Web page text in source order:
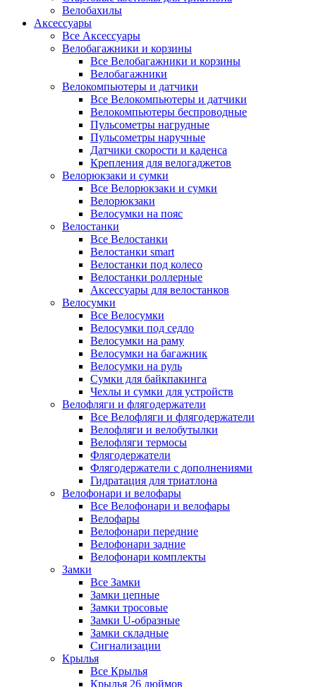
Велобахилы
Аксессуары
Все Аксессуары
Велобагажники и корзины
Все Велобагажники и корзины
Велобагажники
Велокомпьютеры и датчики
Все Велокомпьютеры и датчики
Велокомпьютеры беспроводные
Пульсометры нагрудные
Пульсометры наручные
Датчики скорости и каденса
Крепления для велогаджетов
Велорюкзаки и сумки
Все Велорюкзаки и сумки
Велорюкзаки
Велосумки на пояс
Велостанки
Все Велостанки
Велостанки smart
Велостанки под колесо
Велостанки роллерные
Аксессуары для велостанков
Велосумки
Все Велосумки
Велосумки под седло
Велосумки на раму
Велосумки на багажник
Велосумки на руль
Сумки для байкпакинга
Чехлы и сумки для устройств
Велофляги и флягодержатели
Все Велофляги и флягодержатели
Велофляги и велобутылки
Велофляги термосы
Флягодержатели
Флягодержатели с дополнениями
Гидратация для триатлона
Велофонари и велофары
Все Велофонари и велофары
Велофары
Велофонари передние
Велофонари задние
Велофонари комплекты
Замки
Все Замки
Замки цепные
Замки тросовые
Замки U-образные
Замки складные
Сигнализации
Крылья
Все Крылья
Крылья 26 дюймов